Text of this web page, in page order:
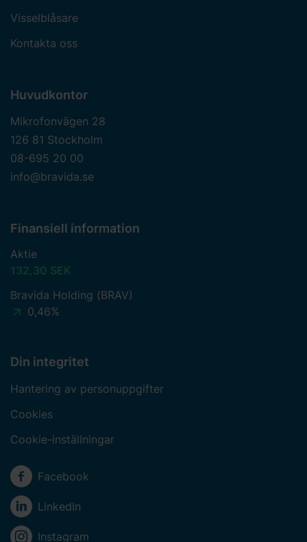
Visselblåsare
Kontakta oss
Huvudkontor
Mikrofonvägen 28
126 81 Stockholm
08-695 20 00
info@bravida.se
Finansiell information
Aktie
132,30 SEK
Bravida Holding (BRAV)
0,46%
Din integritet
Hantering av personuppgifter
Cookies
Cookie-inställningar
Sociala medier
Facebook
LinkedIn
Instagram